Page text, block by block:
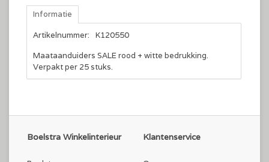
Informatie
Artikelnummer:
K120550
Maataanduiders SALE rood + witte bedrukking.
Verpakt per 25 stuks.
Boelstra Winkelinterieur Klantenservice